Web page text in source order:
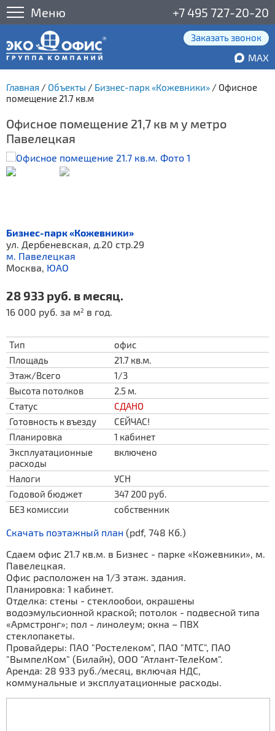
Меню +7 495 727-20-20
Заказать звонок
MAX
Главная / Объекты / Бизнес-парк «Кожевники» / Офисное
помещение 21.7 кв.м
Офисное помещение 21,7 кв м у метро
Павелецкая
Бизнес-парк «Кожевники»
ул. Дербеневская, д.20 стр.29
м. Павелецкая
Москва, ЮАО
28 933 руб. в месяц.
16 000 руб. за м2 в год.
Тип
офис
Площадь
21.7 кв.м.
Этаж/Всего
1/3
Высота потолков
2.5 м.
Статус
СДАНО
Готовность к въезду
СЕЙЧАС!
Планировка
1 кабинет
Эксплуатационные
расходы
включено
Налоги
УСН
Годовой бюджет
347 200 руб.
БЕЗ комиссии
собственник
Скачать поэтажный план (pdf, 748 Кб.)
Сдаем офис 21.7 кв.м. в Бизнес - парке «Кожевники», м.
Павелецкая.
Офис расположен на 1/3 этаж. здания.
Планировка: 1 кабинет.
Отделка: стены - стеклообои, окрашены
водоэмульсионной краской; потолок - подвесной типа
«Армстронг»; пол - линолеум; окна – ПВХ
стеклопакеты.
Провайдеры: ПАО "Ростелеком", ПАО "МТС", ПАО
"ВымпелКом" (Билайн), ООО "Атлант-ТелеКом".
Аренда: 28 933 руб./месяц, включая НДС,
коммунальные и эксплуатационные расходы.